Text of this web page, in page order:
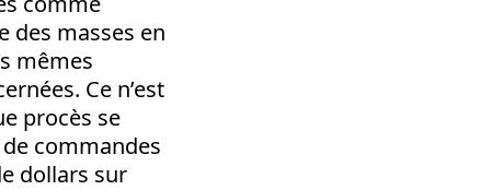
des masses en
mêmes
Ce n’est
procès se
commandes
dollars sur